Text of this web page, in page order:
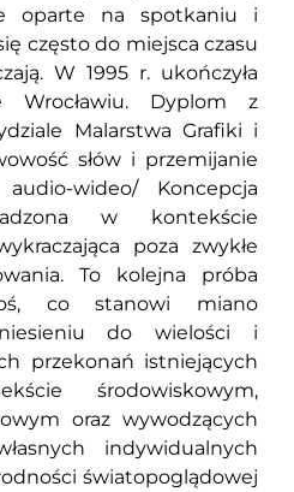
oparte na spotkaniu i
często do miejsca czasu
W 1995 r. ukończyła
Dyplom z
Malarstwa Grafiki i
słów i przemijanie
audio-wideo/ Koncepcja
w kontekście
poza zwykłe
To kolejna próba
co stanowi miano
do wielości i
przekonań istniejących
środowiskowym,
oraz wywodzących
indywidualnych
światopoglądowej